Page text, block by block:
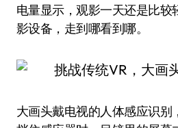
电量显示，观影一天还是比较
影设备，走到哪看到哪。
大画头戴电视的人体感应识别